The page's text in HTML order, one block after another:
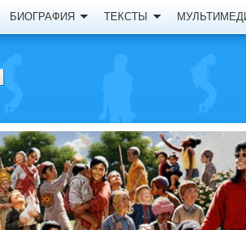
БИОГРАФИЯ ТЕКСТЫ